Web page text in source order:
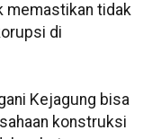
memastikan tidak
di
Kejagung bisa
konstruksi